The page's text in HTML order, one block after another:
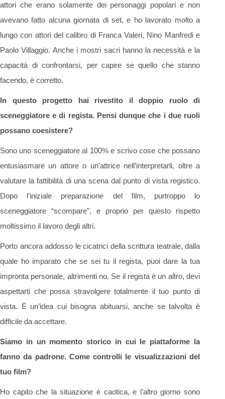
attori che erano solamente dei personaggi popolari e non
avevano fatto alcuna giornata di set, e ho lavorato molto a
lungo con attori del calibro di Franca Valeri, Nino Manfredi e
Paolo Villaggio. Anche i mostri sacri hanno la necessità e la
capacità di confrontarsi, per capire se quello che stanno
facendo, è corretto.
In questo progetto hai rivestito il doppio ruolo di
sceneggiatore e di regista. Pensi dunque che i due ruoli
possano coesistere?
Sono uno sceneggiatore al 100% e scrivo cose che possano
entusiasmare un attore o un’attrice nell’interpretarli, oltre a
valutare la fattibilità di una scena dal punto di vista registico.
Dopo l’iniziale preparazione del film, purtroppo lo
sceneggiatore “scompare”, e proprio per questo rispetto
moltissimo il lavoro degli altri.
Porto ancora addosso le cicatrici della scrittura teatrale, dalla
quale ho imparato che se sei tu il regista, puoi dare la tua
impronta personale, altrimenti no. Se il regista è un altro, devi
aspettarti che possa stravolgere totalmente il tuo punto di
vista. È un’idea cui bisogna abituarsi, anche se talvolta è
difficile da accettare.
Siamo in un momento storico in cui le piattaforme la
fanno da padrone. Come controlli le visualizzazioni del
tuo film?
Ho capito che la situazione è caotica, e l’altro giorno sono